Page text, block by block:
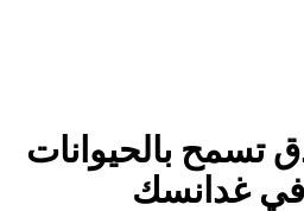
تسمح بالحيوانات
في غدانسك